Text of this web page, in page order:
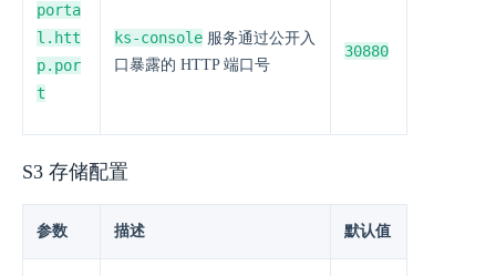
porta
l.htt
p.por
t
ks-console 服务通过公开入
口暴露的 HTTP 端口号
30880
S3 存储配置
参数 描述 默认值